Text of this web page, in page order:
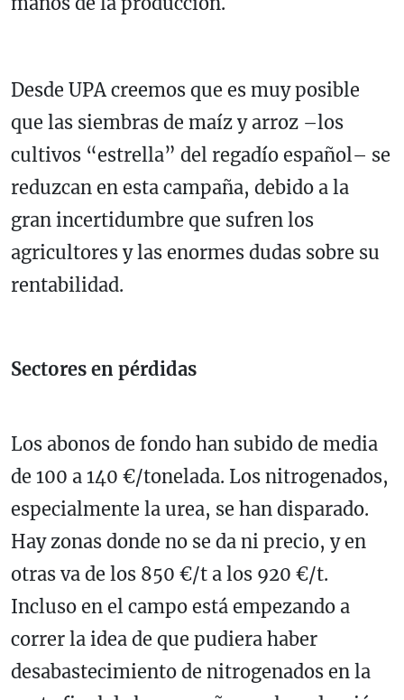
Desde UPA creemos que es muy posible
que las siembras de maíz y arroz –los
cultivos “estrella” del regadío español– se
reduzcan en esta campaña, debido a la
gran incertidumbre que sufren los
agricultores y las enormes dudas sobre su
rentabilidad.
Sectores en pérdidas
Los abonos de fondo han subido de media
de 100 a 140 €/tonelada. Los nitrogenados,
especialmente la urea, se han disparado.
Hay zonas donde no se da ni precio, y en
otras va de los 850 €/t a los 920 €/t.
Incluso en el campo está empezando a
correr la idea de que pudiera haber
desabastecimiento de nitrogenados en la